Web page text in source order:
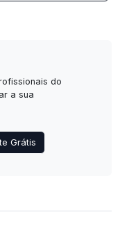
do
a sua
Grátis